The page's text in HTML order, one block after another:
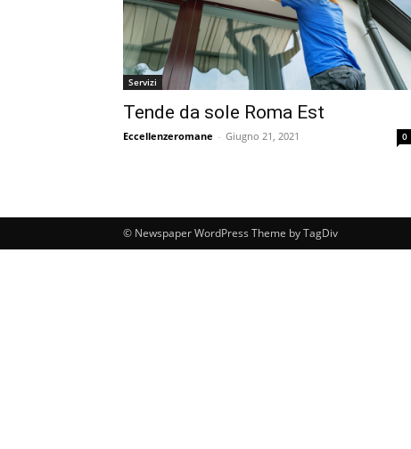
Servizi
Tende da sole Roma Est
Eccellenzeromane - Giugno 21, 2021 0
© Newspaper WordPress Theme by TagDiv